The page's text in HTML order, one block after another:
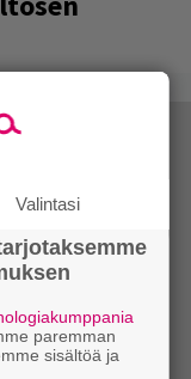
Valintasi
paremman
sisältöä ja